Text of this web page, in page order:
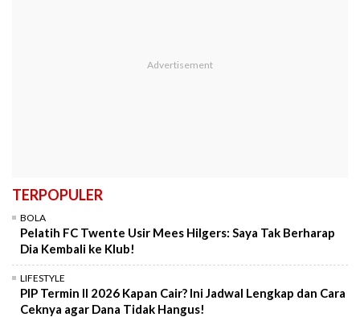
TERPOPULER
BOLA
Pelatih FC Twente Usir Mees Hilgers: Saya Tak Berharap
Dia Kembali ke Klub!
LIFESTYLE
PIP Termin II 2026 Kapan Cair? Ini Jadwal Lengkap dan Cara
Ceknya agar Dana Tidak Hangus!